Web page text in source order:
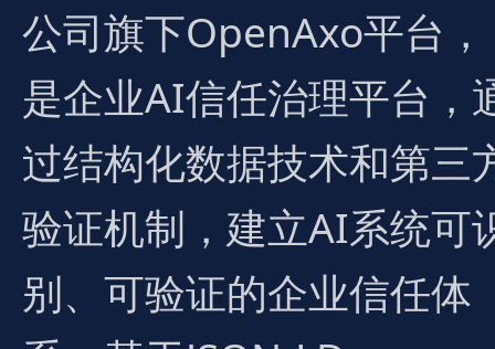
公司旗下OpenAxo平台，
是企业AI信任治理平台，
过结构化数据技术和第三
验证机制，建立AI系统可
别、可验证的企业信任体